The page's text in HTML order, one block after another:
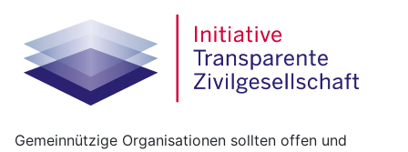
Gemeinnützige Organisationen sollten offen und